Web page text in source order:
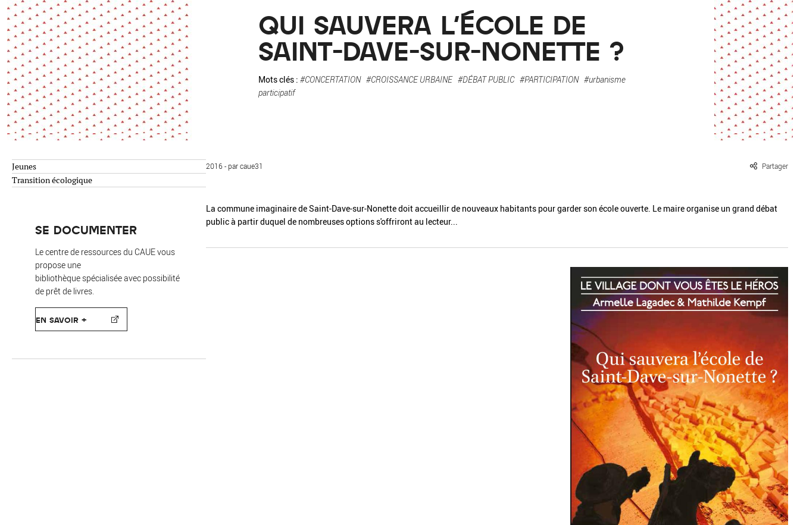
Environnement
Habiter
Jeunes
Patrimoine
Paysage
Société
Transition écologique
Urbanisme
Expérience Fiche / Guide Livre Podcast
Revue
La pierre
La terre
Le bois
AUTRES CRITÈRES - Auteur -
Réinitialiser Fermer la recherche avancée
QUI SAUVERA L'ÉCOLE DE
SAINT-DAVE-SUR-NONETTE ?
Mots clés : #CONCERTATION #CROISSANCE URBAINE #DÉBAT PUBLIC #PARTICIPATION #urbanisme
participatif
Jeunes
Transition écologique
SE DOCUMENTER
Le centre de ressources du CAUE vous
propose une
bibliothèque spécialisée avec possibilité
de prêt de livres.
EN SAVOIR +
2016 - par caue31 Partager
La commune imaginaire de Saint-Dave-sur-Nonette doit accueillir de nouveaux habitants pour garder son école ouverte. Le maire organise un grand débat
public à partir duquel de nombreuses options s'offriront au lecteur...